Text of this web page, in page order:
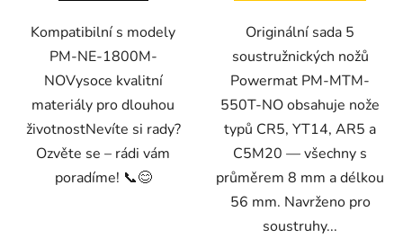
Kompatibilní s modely
PM-NE-1800M-
NOVysoce kvalitní
materiály pro dlouhou
životnostNevíte si rady?
Ozvěte se – rádi vám
poradíme! 📞😊
Originální sada 5
soustružnických nožů
Powermat PM-MTM-
550T-NO obsahuje nože
typů CR5, YT14, AR5 a
C5M20 — všechny s
průměrem 8 mm a délkou
56 mm. Navrženo pro
soustruhy...